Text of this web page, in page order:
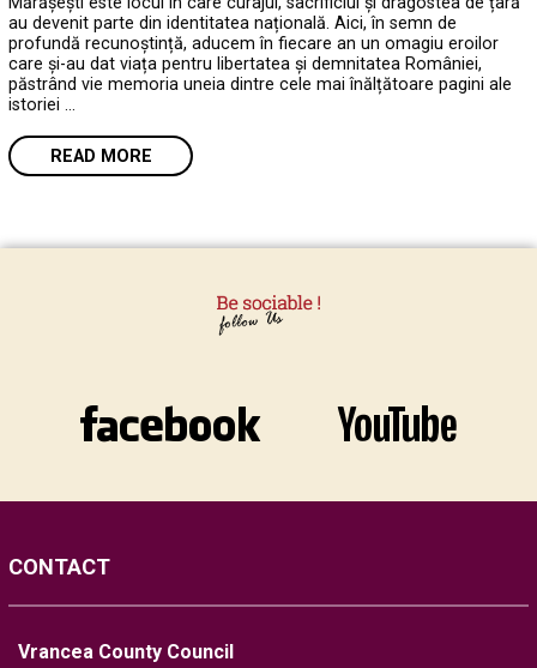
au devenit parte din identitatea națională. Aici, în semn de
profundă recunoștință, aducem în fiecare an un omagiu eroilor
care și-au dat viața pentru libertatea și demnitatea României,
păstrând vie memoria uneia dintre cele mai înălțătoare pagini ale
istoriei …
READ MORE
CONTACT
Vrancea County Council